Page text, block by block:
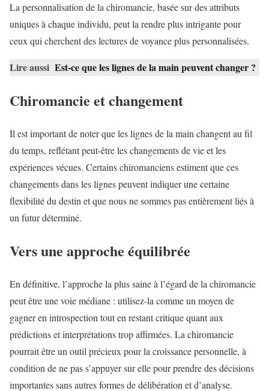
La personnalisation de la chiromancie, basée sur des attributs
uniques à chaque individu, peut la rendre plus intrigante pour
ceux qui cherchent des lectures de voyance plus personnalisées.
Lire aussi Est-ce que les lignes de la main peuvent changer ?
Chiromancie et changement
Il est important de noter que les lignes de la main changent au fil
du temps, reflétant peut-être les changements de vie et les
expériences vécues. Certains chiromanciens estiment que ces
changements dans les lignes peuvent indiquer une certaine
flexibilité du destin et que nous ne sommes pas entièrement liés à
un futur déterminé.
Vers une approche équilibrée
En définitive, l’approche la plus saine à l’égard de la chiromancie
peut être une voie médiane : utilisez-la comme un moyen de
gagner en introspection tout en restant critique quant aux
prédictions et interprétations trop affirmées. La chiromancie
pourrait être un outil précieux pour la croissance personnelle, à
condition de ne pas s’appuyer sur elle pour prendre des décisions
importantes sans autres formes de délibération et d’analyse.